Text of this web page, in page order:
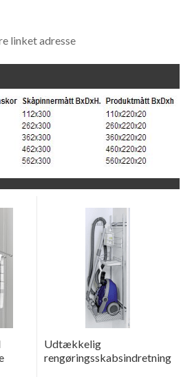
linket adresse
Udtækkelig
rengøringsskabsindretning